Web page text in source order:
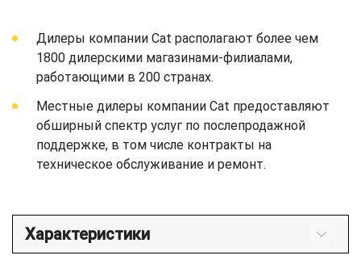
Дилеры компании Cat располагают более чем
1800 дилерскими магазинами-филиалами,
работающими в 200 странах.
Местные дилеры компании Cat предоставляют
обширный спектр услуг по послепродажной
поддержке, в том числе контракты на
техническое обслуживание и ремонт.
Характеристики